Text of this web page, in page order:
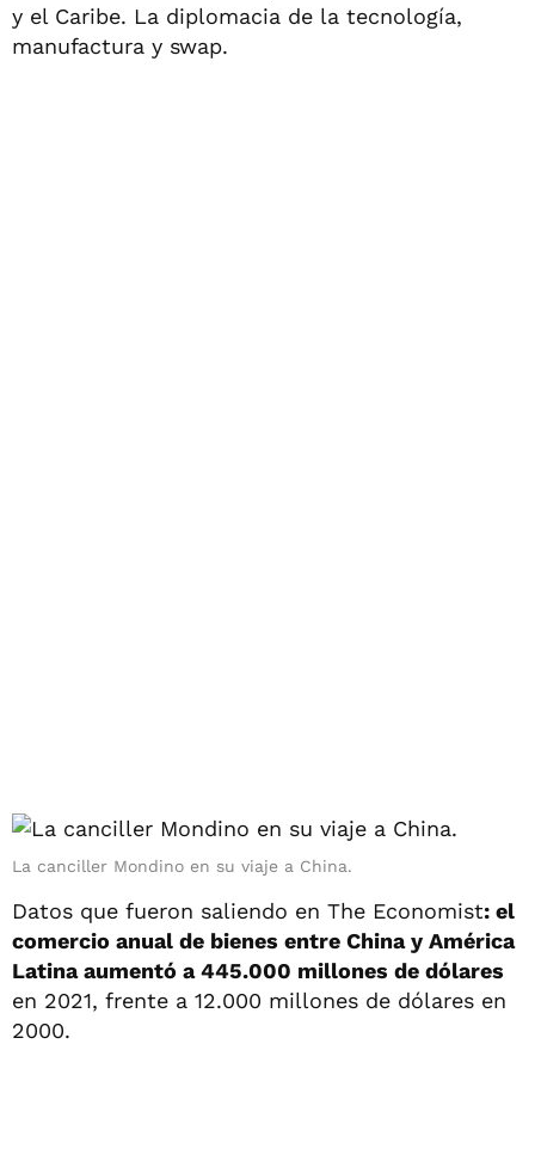
y el Caribe. La diplomacia de la tecnología,
manufactura y swap.
La canciller Mondino en su viaje a China.
Datos que fueron saliendo en The Economist: el
comercio anual de bienes entre China y América
Latina aumentó a 445.000 millones de dólares
en 2021, frente a 12.000 millones de dólares en
2000.